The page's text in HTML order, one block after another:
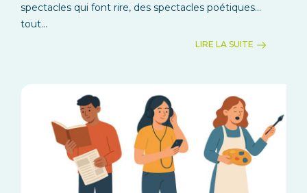
spectacles qui font rire, des spectacles poétiques...
tout...
LIRE LA SUITE